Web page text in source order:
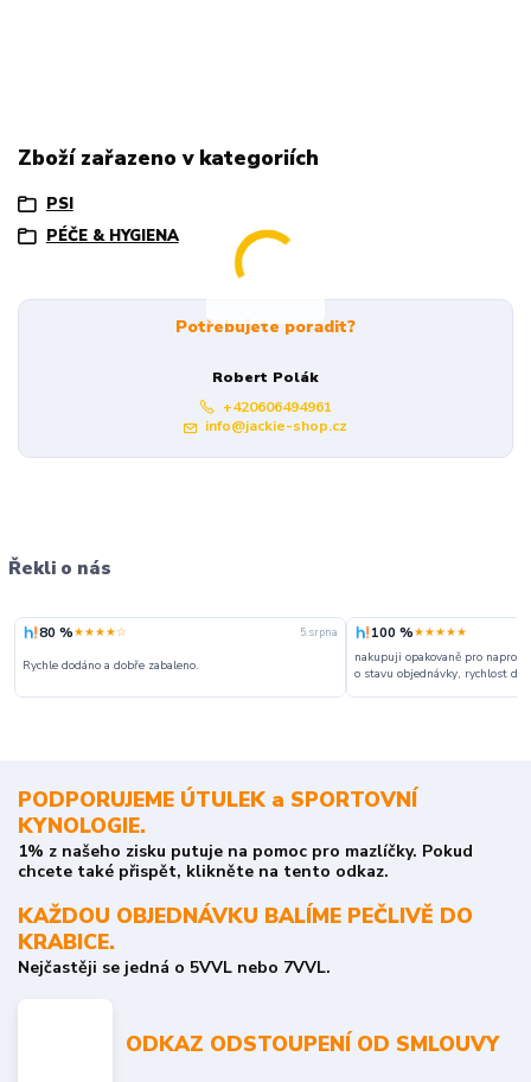
Zboží zařazeno v kategoriích
PSI
PÉČE & HYGIENA
Potřebujete poradit?
Robert Polák
+420606494961
info@jackie-shop.cz
Řekli o nás
80 %★★★★☆ 5. srpna
Rychle dodáno a dobře zabaleno.
100 %★★★★★
nakupuji opakovaně pro
o stavu objednávky, rychlost
PODPORUJEME ÚTULEK a SPORTOVNÍ
KYNOLOGIE.
1% z našeho zisku putuje na pomoc pro mazlíčky. Pokud
chcete také přispět, klikněte na tento odkaz.
KAŽDOU OBJEDNÁVKU BALÍME PEČLIVĚ DO
KRABICE.
Nejčastěji se jedná o 5VVL nebo 7VVL.
ODKAZ ODSTOUPENÍ OD SMLOUVY